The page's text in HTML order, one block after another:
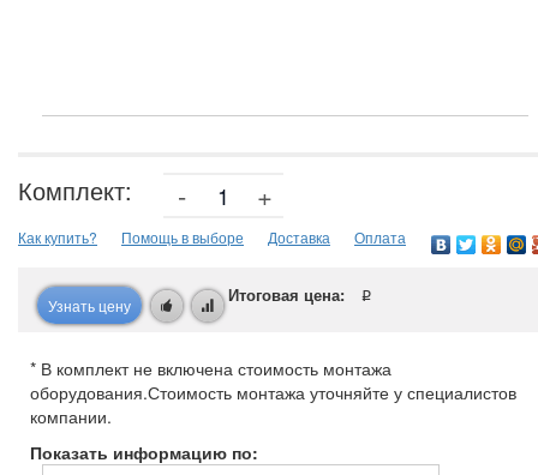
Комплект: - +
Как купить? Помощь в выборе Доставка Оплата
Итоговая цена: q
Узнать цену
* В комплект не включена стоимость монтажа
оборудования.Стоимость монтажа уточняйте у специалистов
компании.
Показать информацию по: